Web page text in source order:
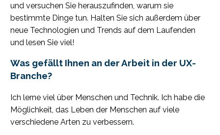
und versuchen Sie herauszufinden, warum sie
bestimmte Dinge tun. Halten Sie sich außerdem über
neue Technologien und Trends auf dem Laufenden
und lesen Sie viel!
Was gefällt Ihnen an der Arbeit in der UX-
Branche?
Ich lerne viel über Menschen und Technik. Ich habe die
Möglichkeit, das Leben der Menschen auf viele
verschiedene Arten zu verbessern.